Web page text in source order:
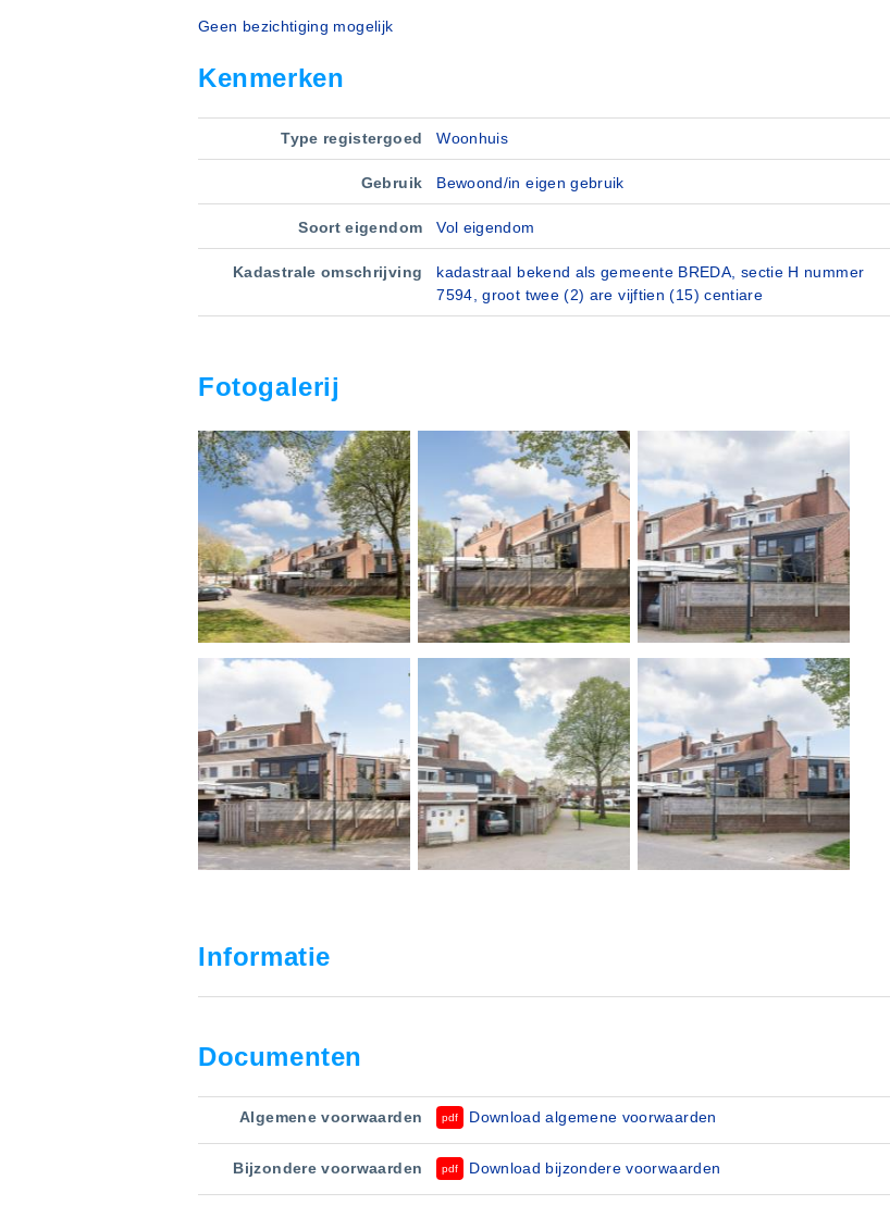
Geen bezichtiging mogelijk
Kenmerken
Type registergoed Woonhuis
Gebruik Bewoond/in eigen gebruik
Soort eigendom Vol eigendom
Kadastrale omschrijving
kadastraal bekend als gemeente BREDA, sectie H nummer
7594, groot twee (2) are vijftien (15) centiare
Fotogalerij
Informatie
Documenten
Algemene voorwaarden pdf Download algemene voorwaarden
Bijzondere voorwaarden pdf Download bijzondere voorwaarden